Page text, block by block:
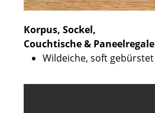
Korpus, Sockel,
Couchtische & Paneelregale
Wildeiche, soft gebürstet